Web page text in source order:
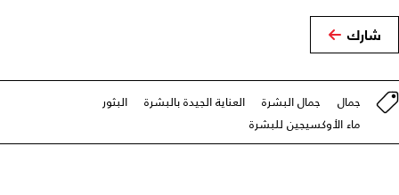
شارك
جمال جمال البشرة العناية الجيدة بالبشرة
البثور
ماء الأوكسيجين للبشرة